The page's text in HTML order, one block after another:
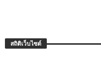
สถิติเว็บไซต์